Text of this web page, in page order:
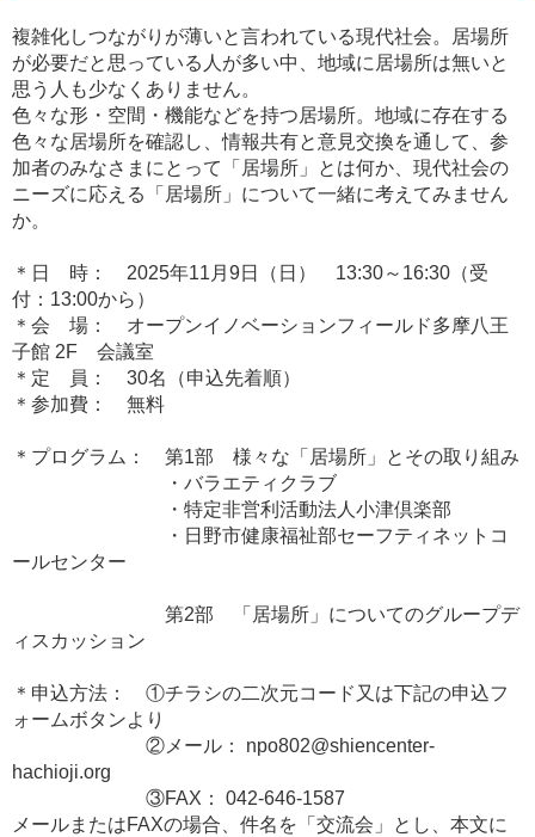
複雑化しつながりが薄いと言われている現代社会。居場所
が必要だと思っている人が多い中、地域に居場所は無いと
思う人も少なくありません。
色々な形・空間・機能などを持つ居場所。地域に存在する
色々な居場所を確認し、情報共有と意見交換を通して、参
加者のみなさまにとって「居場所」とは何か、現代社会の
ニーズに応える「居場所」について一緒に考えてみません
か。
＊日 時： 2025年11月9日（日） 13:30～16:30（受
付：13:00から）
＊会 場： オープンイノベーションフィールド多摩八王
子館 2F 会議室
＊定 員： 30名（申込先着順）
＊参加費： 無料
＊プログラム： 第1部 様々な「居場所」とその取り組み
・バラエティクラブ
・特定非営利活動法人小津倶楽部
・日野市健康福祉部セーフティネットコ
ールセンター
第2部 「居場所」についてのグループデ
ィスカッション
＊申込方法： ①チラシの二次元コード又は下記の申込フ
ォームボタンより
②メール： npo802@shiencenter-
hachioji.org
③FAX： 042-646-1587
メールまたはFAXの場合、件名を「交流会」とし、本文に